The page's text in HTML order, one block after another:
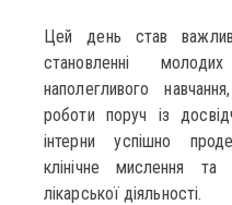
Цей день став
становленні
наполегливого
роботи поруч із
інтерни успішно
клінічне мислення та
лікарської діяльності.